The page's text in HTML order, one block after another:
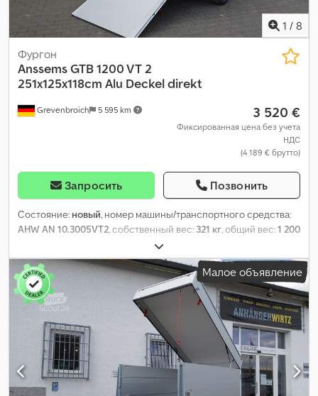
1 / 8
Grevenbroich 5 595 km
Фургон
AnssemsGTB 1200 VT 2
251x125x118cm Alu Deckel direkt
3 520 €
Фиксированная цена без учета
НДС
(4 189 € брутто)
Запросить Позвонить
Состояние: новый, номер машины/транспортного средства:
AHW AN 10.3005VT2, собственный вес: 321 кг, общий вес:1 200
2 510 мм
для загрузки:1 260 мм, высота грузового отсека:1 180 мм, Год
выпуска:
2026 Малое объявление